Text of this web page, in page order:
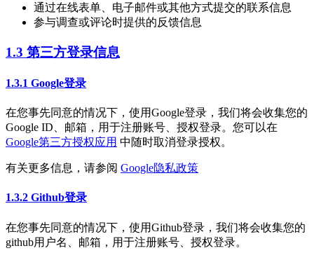
通过在线表单、电子邮件或其他方式提交的联系信息
参与调查或评论时提供的反馈信息
1.3 第三方登录信息
1.3.1 Google登录
在您事先同意的情况下，使用Google登录，我们将会收集您的
Google ID、邮箱，用于注册账号、授权登录。您可以在
Google第三方授权应用 中随时取消登录授权。
有关更多信息，请参阅 Google隐私政策
1.3.2 Github登录
在您事先同意的情况下，使用Github登录，我们将会收集您的
github用户名、邮箱，用于注册账号、授权登录。